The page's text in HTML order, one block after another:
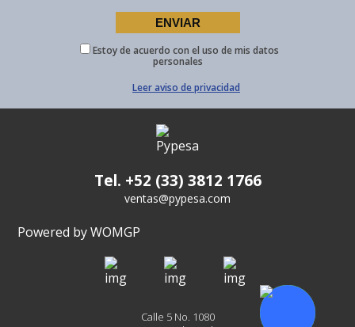
Estoy de acuerdo con el uso de mis datos
personales
Leer aviso de privacidad
Tel. +52 (33) 3812 1766
ventas@pypesa.com
Powered by WOMGP
Calle 5 No. 1080